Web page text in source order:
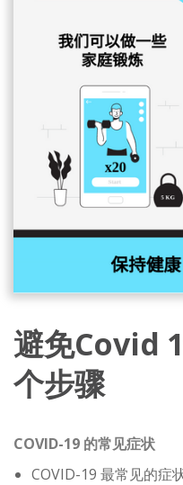
避免Covid
个步骤
COVID-19 的常见症状
COVID-19 最常见的症